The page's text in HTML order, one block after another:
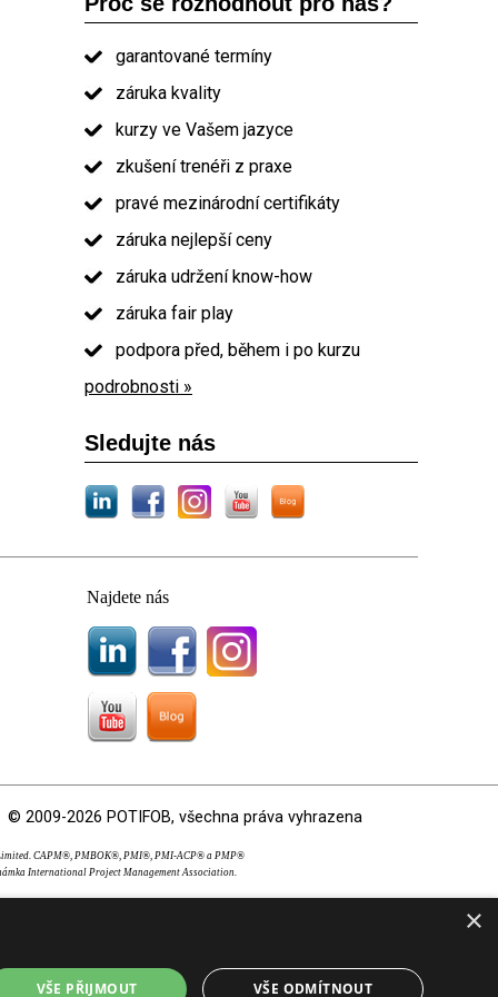
garantované termíny
záruka kvality
kurzy ve Vašem jazyce
zkušení trenéři z praxe
pravé mezinárodní certifikáty
záruka nejlepší ceny
záruka udržení know-how
záruka fair play
podpora před, během i po kurzu
podrobnosti »
Sledujte nás
Najdete nás
© 2009-2026 POTIFOB, všechna práva vyhrazena
CAPM®, PMBOK®, PMI®, PMI-ACP® a PMP®
International Project Management Association.
×
VŠE PŘIJMOUT VŠE ODMÍTNOUT